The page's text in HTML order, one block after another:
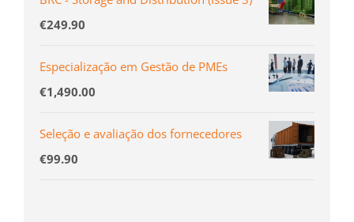
€249.90
Especialização em Gestão de PMEs
€1,490.00
Seleção e avaliação dos fornecedores
€99.90